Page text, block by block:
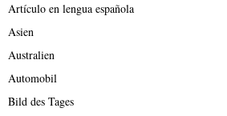
Artículo en lengua española
Asien
Australien
Automobil
Bild des Tages